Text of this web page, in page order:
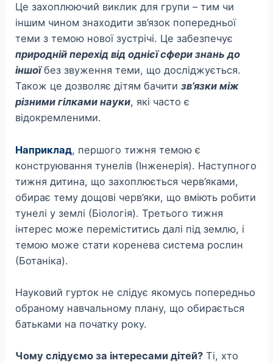
Це захоплюючий виклик для групи – тим чи
іншим чином знаходити зв’язок попередньої
теми з темою нової зустрічі. Це забезпечує
природній перехід від однієї сфери знань до
іншоїбез звуження теми, що досліджується.
Також це дозволяє дітям бачитизв’язки між
різними гілками науки, які часто є
відокремленими.
Наприклад, першого тижня темою є
конструювання тунелів (Інженерія). Наступного
тижня дитина, що захоплюється черв’яками,
обирає тему дощові черв’яки, що вміють робити
тунелі у землі (Біологія). Третього тижня
інтерес може переміститись далі під землю, і
темою може стати коренева система рослин
(Ботаніка).
Науковий гурток не слідує якомусь попередньо
обраному навчальному плану, що обирається
батьками на початку року.
Чому слідуємо за інтересами дітей? Ті, хто